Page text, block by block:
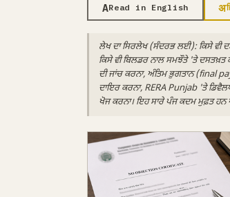
ARead in English अ
ਲੇਖ ਦਾ ਸਿਰਲੇਖ (ਸੰਦਰਭ ਲਈ): ਕਿਸੇ ਵੀ
ਕਿਸੇ ਵੀ ਬਿਲਡਰ ਨਾਲ ਸਮਝੌਤੇ 'ਤੇ ਦਸਤਖ਼ਤ
ਦੀ ਜਾਂਚ ਕਰਨਾ, ਅੰਤਿਮ ਭੁਗਤਾਨ (final
ਦਾਇਰ ਕਰਨਾ, RERA Punjab 'ਤੇ
ਖੋਜ ਕਰਨਾ। ਇਹ ਸਾਰੇ ਪੰਜ ਕਦਮ ਮੁਫ਼ਤ